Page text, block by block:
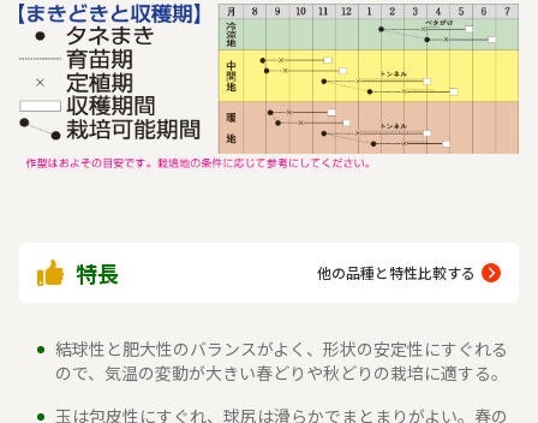
特長 他の品種と特性比較する
結球性と肥大性のバランスがよく、形状の安定性にすぐれる
ので、気温の変動が大きい春どりや秋どりの栽培に適する。
玉は包皮性にすぐれ、球尻は滑らかでまとまりがよい。春の